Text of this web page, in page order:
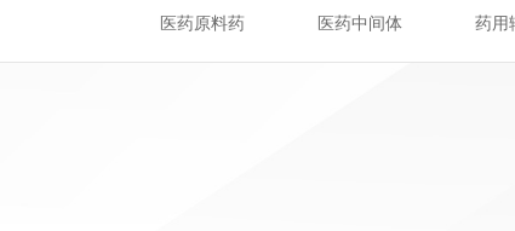
医药原料药 医药中间体 药用